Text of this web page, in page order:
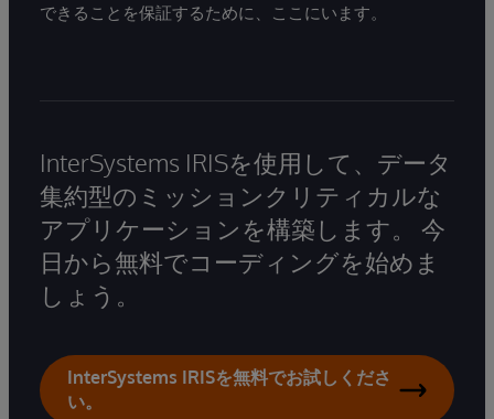
できることを保証するために、ここにいます。
InterSystems IRISを使用して、データ
集約型のミッションクリティカルな
アプリケーションを構築します。 今
日から無料でコーディングを始めま
しょう。
InterSystems IRISを無料でお試しくださ
い。